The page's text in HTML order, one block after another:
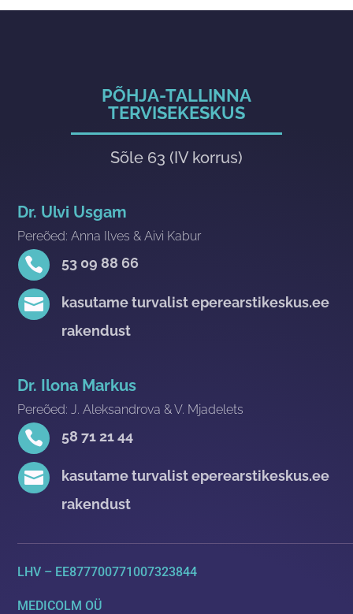
PÕHJA-TALLINNA
TERVISEKESKUS
Sõle 63 (IV korrus)
Dr. Ulvi Usgam
Pereõed: Anna Ilves & Aivi Kabur
 53 09 88 66

kasutame turvalist eperearstikeskus.ee
rakendust
Dr. Ilona Markus
Pereõed: J. Aleksandrova & V. Mjadelets
 58 71 21 44

kasutame turvalist eperearstikeskus.ee
rakendust
LHV – EE877700771007323844
MEDICOLM OÜ